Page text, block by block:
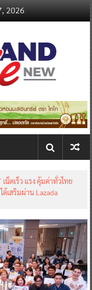
2026
น็ตเร็ว แรง คุ้มค่าทั่วไทย
ด้เสริมผ่าน Lazada